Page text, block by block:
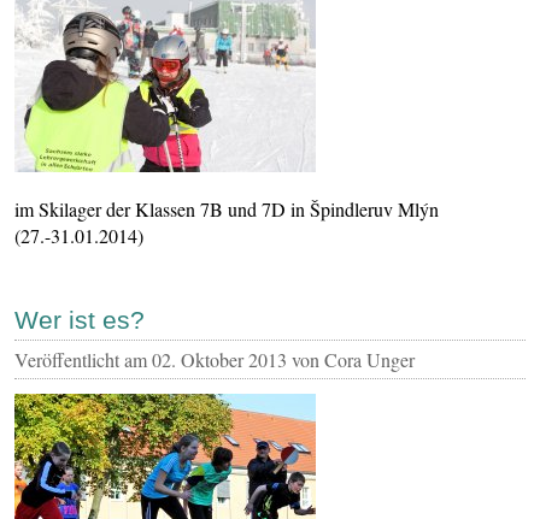
im Skilager der Klassen 7B und 7D in Špindleruv Mlýn
(27.-31.01.2014)
Wer ist es?
Veröffentlicht am02. Oktober 2013 von Cora Unger